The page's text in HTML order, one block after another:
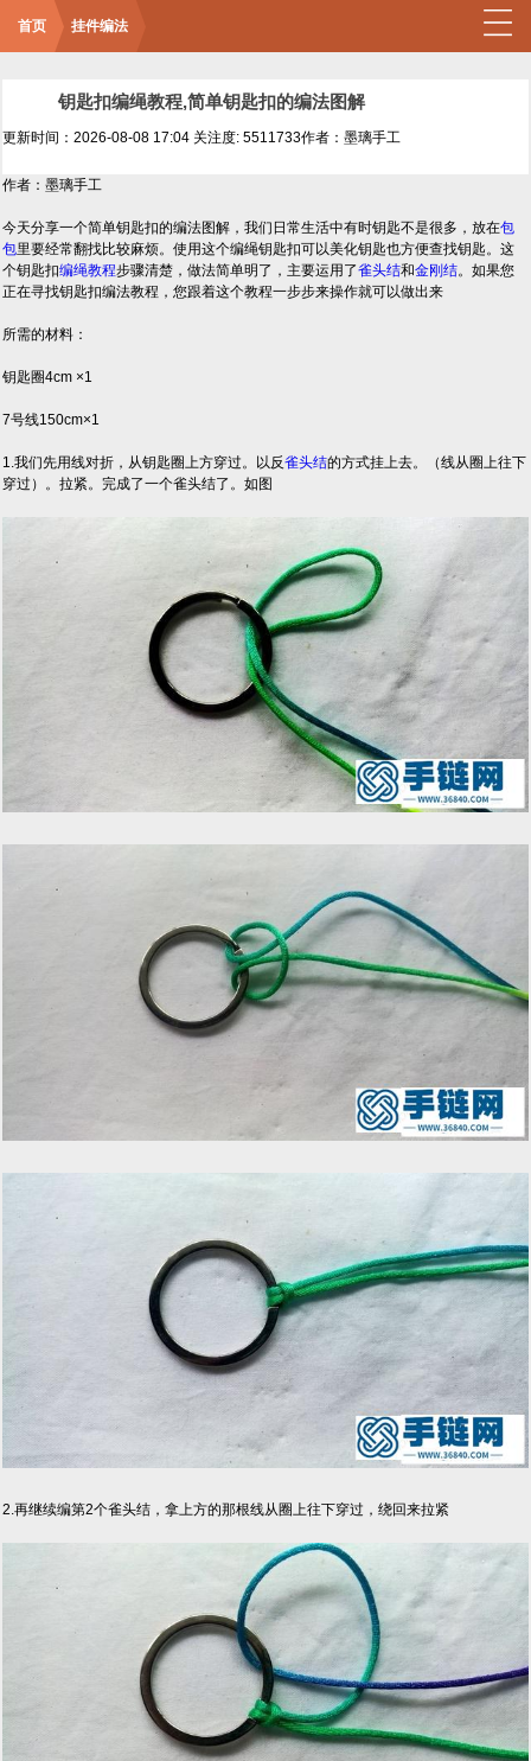
首页 挂件编法
钥匙扣编绳教程,简单钥匙扣的编法图解
更新时间：2026-08-08 17:04 关注度: 5511733作者：墨璃手工
作者：墨璃手工
今天分享一个简单钥匙扣的编法图解，我们日常生活中有时钥匙不是很多，放在包
包里要经常翻找比较麻烦。使用这个编绳钥匙扣可以美化钥匙也方便查找钥匙。这
个钥匙扣编绳教程步骤清楚，做法简单明了，主要运用了雀头结和金刚结。如果您
正在寻找钥匙扣编法教程，您跟着这个教程一步步来操作就可以做出来
所需的材料：
钥匙圈4cm ×1
7号线150cm×1
1.我们先用线对折，从钥匙圈上方穿过。以反雀头结的方式挂上去。（线从圈上往下
穿过）。拉紧。完成了一个雀头结了。如图
2.再继续编第2个雀头结，拿上方的那根线从圈上往下穿过，绕回来拉紧